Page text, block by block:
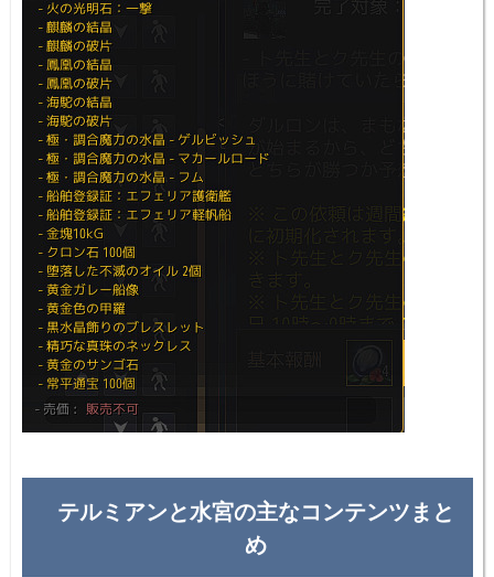
テルミアンと水宮の主なコンテンツまと
め